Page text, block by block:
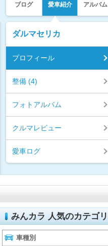
ブログ 愛車紹介 アルバム
ダルマセリカ
プロフィール
整備 (4)
フォトアルバム
クルマレビュー
愛車ログ
みんカラ 人気のカテゴリ
車種別